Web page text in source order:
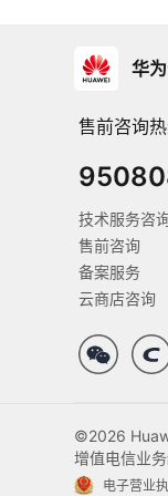
华
售前咨询
技术服务咨
售前咨询
备案服务
云商店咨询
©2026
增值电信业
电子营业